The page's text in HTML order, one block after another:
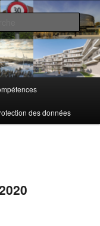
des données